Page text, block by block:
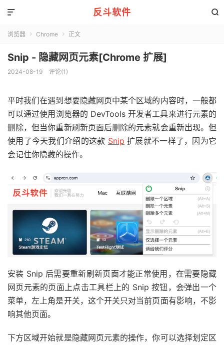
反斗软件 

浏览器  Chrome  正文
Snip - 隐藏网页元素[Chrome 扩展]
2024-08-19 评论(1)
平时我们在遇到想要隐藏网页中某个区域的内容时，一般都
可以通过使用浏览器的 DevTools 开发者工具来进行元素的
删除，但当你重新刷新页面后删除的元素就会重新出现。但
使用了今天我们介绍的这款 Snip 扩展就不一样了，因为它
会记住你隐藏的操作。
安装 Snip 后需要重新刷新页面才能正常使用，在需要隐藏
网页元素的页面上点击工具栏上的 Snip 按钮，会弹出一个
菜单，左上角是开关，这个开关只对当前页面有影响，不影
响其他页面。
下方区域开始就是隐藏网页元素的操作，你可以选择划定区